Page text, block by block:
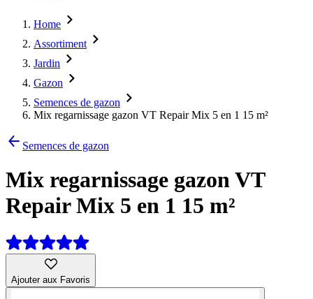
Home
Assortiment
Jardin
Gazon
Semences de gazon
Mix regarnissage gazon VT Repair Mix 5 en 1 15 m²
Semences de gazon
Mix regarnissage gazon VT
Repair Mix 5 en 1 15 m²
Ajouter aux Favoris